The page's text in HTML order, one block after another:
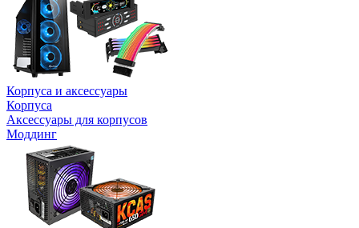
Корпуса и аксессуары
Корпуса
Аксессуары для корпусов
Моддинг